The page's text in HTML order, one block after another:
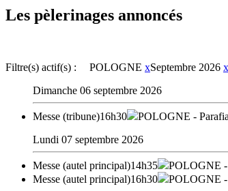
Les pèlerinages annoncés
Filtre(s) actif(s) : POLOGNE xSeptembre 2026 x
Dimanche 06 septembre 2026
Messe (tribune)16h30 POLOGNE -
Lundi 07 septembre 2026
Messe (autel principal)14h35 POLOGNE
Messe (autel principal)16h30 POLOGNE